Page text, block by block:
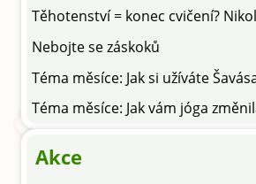
Těhotenství = konec cvičení?
Nebojte se záskoků
Téma měsíce: Jak si užíváte
Téma měsíce: Jak vám jóga
Akce